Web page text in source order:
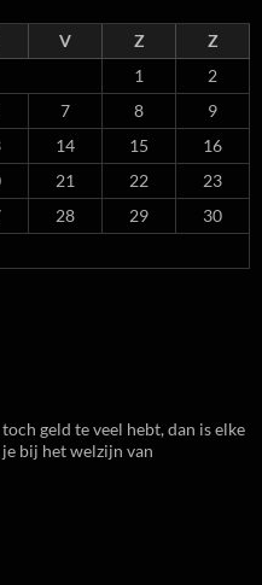
V Z
Z
1
2
7 8
9
14 15
16
21 22
23
28 29
30
geld te veel hebt, dan is elke
bij het welzijn van